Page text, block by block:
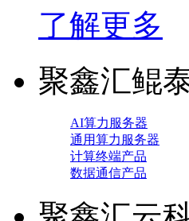
了解更多
聚鑫汇鲲
AI算力服务器
通用算力服务器
计算终端产品
数据通信产品